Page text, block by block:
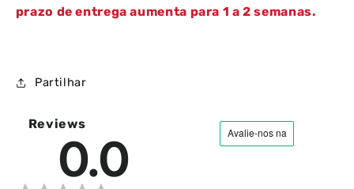
prazo de entrega aumenta para 1 a 2 semanas.
Partilhar
Reviews
0.0